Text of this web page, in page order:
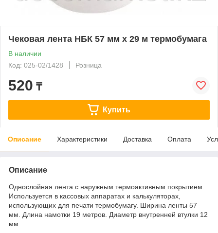
Чековая лента НБК 57 мм х 29 м термобумага
В наличии
Код: 025-02/1428
Розница
520 ₸
Купить
Описание Характеристики Доставка Оплата
Описание
Однослойная лента с наружным термоактивным покрытием.
Используется в кассовых аппаратах и калькуляторах,
использующих для печати термобумагу. Ширина ленты 57
мм. Длина намотки 19 метров. Диаметр внутренней втулки 12
мм